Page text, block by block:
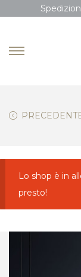
Lo shop è in
presto!